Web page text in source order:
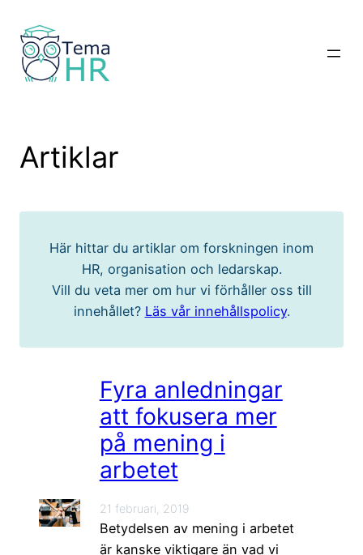
innehåll
Artiklar
Här hittar du artiklar om forskningen inom
HR, organisation och ledarskap.
Vill du veta mer om hur vi förhåller oss till
innehållet? Läs vår innehållspolicy.
Fyra anledningar
att fokusera mer
på mening i
arbetet
21 februari, 2019
Betydelsen av mening i arbetet
är kanske viktigare än vad vi